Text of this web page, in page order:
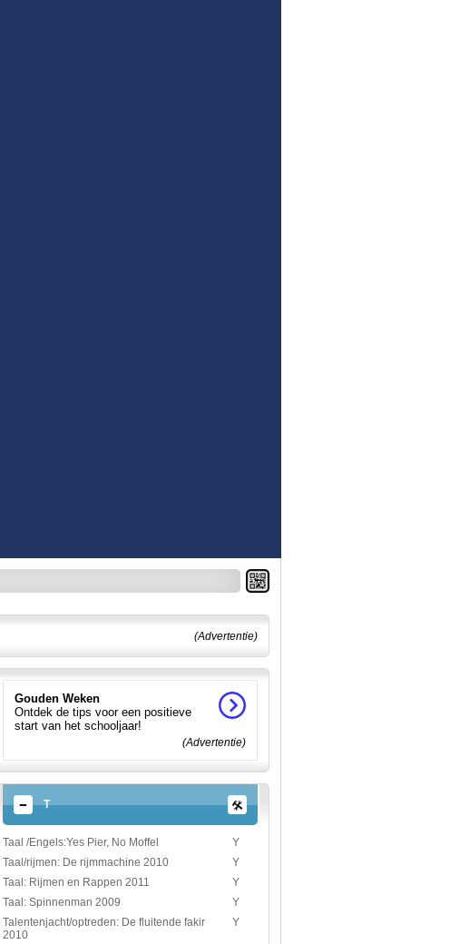
(Advertentie)
Gouden Weken
Ontdek de tips voor een positieve
start van het schooljaar!
(Advertentie)
T
Taal /Engels:Yes Pier, No Moffel
Y
Taal/rijmen: De rijmmachine 2010
Y
Taal: Rijmen en Rappen 2011
Y
Taal: Spinnenman 2009
Y
Talentenjacht/optreden: De fluitende fakir
2010
Y